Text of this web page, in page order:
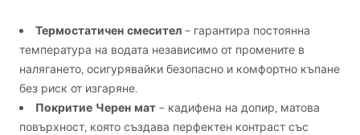
Термостатичен смесител – гарантира постоянна
температура на водата независимо от промените в
налягането, осигурявайки безопасно и комфортно къпане
без риск от изгаряне.
Покритие Черен мат – кадифена на допир, матова
повърхност, която създава перфектен контраст със